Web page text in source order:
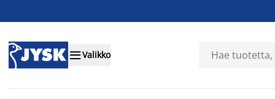
Valikko